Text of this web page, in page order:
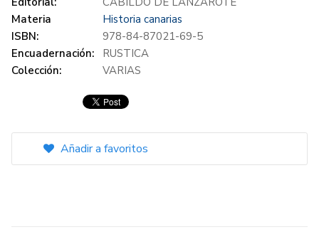
Materia
Historia canarias
ISBN:
978-84-87021-69-5
Encuadernación:
RUSTICA
Colección:
VARIAS
Añadir a favoritos